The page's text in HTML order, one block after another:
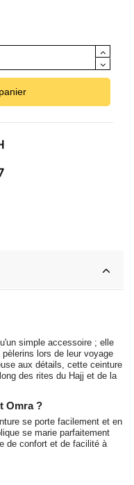
simple accessoire ; elle
lors de leur voyage
aux détails, cette ceinture
des rites du Hajj et de la
Omra ?
se porte facilement et en
se marie parfaitement
de confort et de facilité à